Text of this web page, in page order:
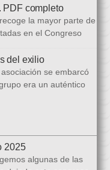
una detallada
fotográfica. Los
y José Ramón
escritores: […]
PDF completo
la mayor parte de
en el Congreso
además de en
de reducir los
En este PDF es
del exilio
se embarcó
era un auténtico
y difundir las figuras
que tuvieron que […]
2025
algunas de las